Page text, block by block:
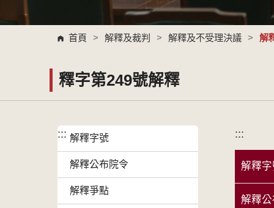
首頁 > 解釋及裁判 > 解釋及不受理決議 > 解
釋字第249號解釋
::: 解釋字號
解釋公布院令
解釋爭點
:::
解釋
解釋